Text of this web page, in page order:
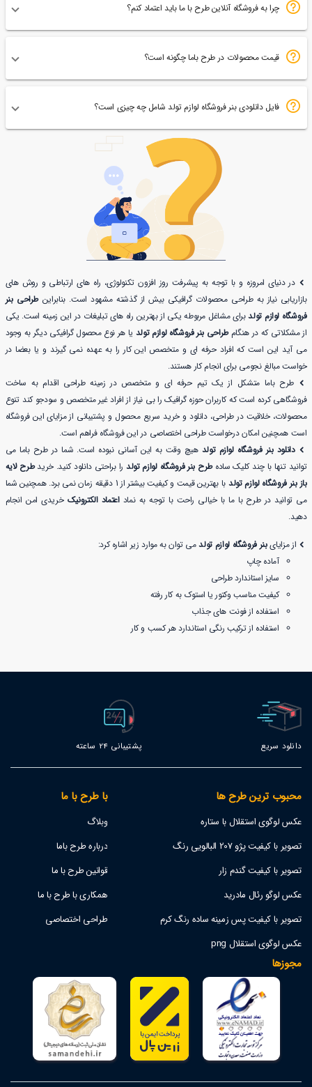
چرا به فروشگاه آنلاین طرح با ما باید اعتماد کنم؟
قیمت محصولات در طرح باما چگونه است؟
فایل دانلودی بنر فروشگاه لوازم تولد شامل چه چیزی است؟
در دنیای امروزه و با توجه به پیشرفت روز افزون تکنولوژی، راه های ارتباطی و روش های
بازاریابی نیاز به طراحی محصولات گرافیکی بیش از گذشته مشهود است. بنابراینطراحی بنر
فروشگاه لوازم تولدبرای مشاغل مربوطه یکی از بهترین راه های تبلیغات در این زمینه است. یکی
از مشکلاتی که در هنگامطراحی بنر فروشگاه لوازم تولد یا هر نوع محصول گرافیکی دیگر به وجود
می آید این است که افراد حرفه ای و متخصص این کار را به عهده نمی گیرند و یا بعضا در
خواست مبالغ نجومی برای انجام کار هستند.
طرح باما متشکل از یک تیم حرفه ای و متخصص در زمینه طراحی اقدام به ساخت
فروشگاهی کرده است که کاربران حوزه گرافیک را بی نیاز از افراد غیر متخصص و سودجو کند تنوع
محصولات، خلاقیت در طراحی، دانلود و خرید سریع محصول و پشتیبانی از مزایای این فروشگاه
است همچنین امکان درخواست طراحی اختصاصی در این فروشگاه فراهم است.
دانلود بنر فروشگاه لوازم تولدهیچ وقت به این آسانی نبوده است. شما در طرح باما می
توانید تنها با چند کلیک سادهطرح بنر فروشگاه لوازم تولد را براحتی دانلود کنید. خریدطرح لایه
باز بنر فروشگاه لوازم تولد
با بهترین قیمت و کیفیت بیشتر از 1 دقیقه زمان نمی برد. همچنین شما
می توانید در طرح با ما با خیالی راحت با توجه به نماداعتماد الکترونیک خریدی امن انجام
دهید.
از مزایایبنر فروشگاه لوازم تولدمی توان به موارد زیر اشاره کرد:
آماده چاپ
سایز استاندارد طراحی
کیفیت مناسب وکتور یا استوک به کار رفته
استفاده از فونت های جذاب
استفاده از ترکیب رنگی استاندارد هر کسب و کار
دانلود سریع پشتیبانی 24 ساعته
محبوب ترین طرح ها
عکس لوگوی استقلال با ستاره
تصویر با کیفیت پژو 207 البالویی رنگ
تصویر با کیفیت گندم زار
عکس لوگو رئال مادرید
تصویر با کیفیت پس زمینه ساده رنگ کرم
عکس لوگوی استقلال png
با طرح با ما
وبلاگ
درباره طرح باما
قوانین طرح با ما
همکاری با طرح با ما
طراحی اختصاصی
مجوزها